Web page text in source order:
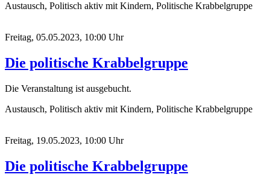
Austausch, Politisch aktiv mit Kindern, Politische Krabbelgruppe
Freitag, 05.05.2023, 10:00 Uhr
Die politische Krabbelgruppe
Die Veranstaltung ist ausgebucht.
Austausch, Politisch aktiv mit Kindern, Politische Krabbelgruppe
Freitag, 19.05.2023, 10:00 Uhr
Die politische Krabbelgruppe